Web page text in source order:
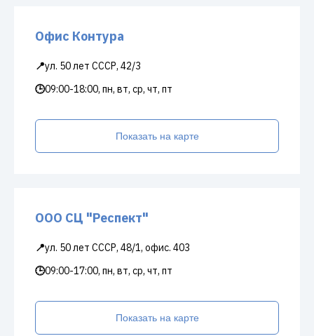
Офис Контура
📍ул. 50 лет СССР, 42/3
🕒09:00-18:00, пн, вт, ср, чт, пт
Показать на карте
ООО СЦ "Респект"
📍ул. 50 лет СССР, 48/1, офис. 403
🕒09:00-17:00, пн, вт, ср, чт, пт
Показать на карте